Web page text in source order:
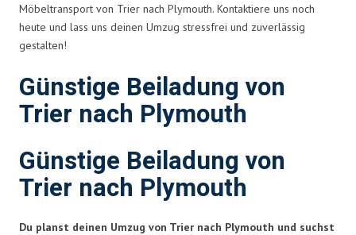
Möbeltransport von Trier nach Plymouth. Kontaktiere uns noch
heute und lass uns deinen Umzug stressfrei und zuverlässig
gestalten!
Günstige Beiladung von
Trier nach Plymouth
Günstige Beiladung von
Trier nach Plymouth
Du planst deinen Umzug von Trier nach Plymouth und suchst